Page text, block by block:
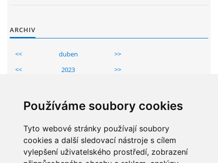
Používáme soubory cookies
Tyto webové stránky používají soubory
cookies a další sledovací nástroje s cílem
vylepšení uživatelského prostředí, zobrazení
ŠKOLNÍ PORADENSKÉ PRACOVIŠTĚ
NEPOTŘEBNÝ MAJETEK
NAUČNÁ STEZKA ZBRASLAV
ARCHIV
<< duben
>>
<<
2023
>>
4 5 6 7 8
9
11 12 13 14 15
16
18 19 20 21 22
23
25 27 29 30